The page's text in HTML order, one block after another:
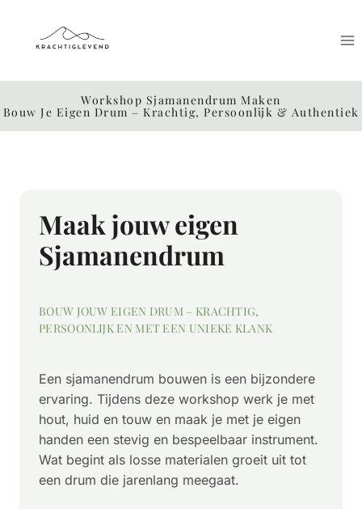
inhoud
Workshop Sjamanendrum Maken
Bouw Je Eigen Drum – Krachtig, Persoonlijk & Authentiek
Maak jouw eigen
Sjamanendrum
BOUW JOUW EIGEN DRUM – KRACHTIG,
PERSOONLIJK EN MET EEN UNIEKE KLANK
Een sjamanendrum bouwen is een bijzondere
ervaring. Tijdens deze workshop werk je met
hout, huid en touw en maak je met je eigen
handen een stevig en bespeelbaar instrument.
Wat begint als losse materialen groeit uit tot
een drum die jarenlang meegaat.